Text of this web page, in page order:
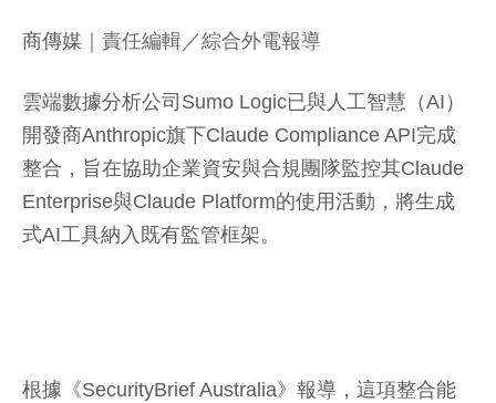
商傳媒 ｜責任編輯／綜合外電報導
雲端數據分析公司Sumo Logic已與人工智慧（AI）
開發商Anthropic旗下Claude Compliance API完成
整合，旨在協助企業資安與合規團隊監控其Claude
Enterprise與Claude Platform的使用活動，將生成
式AI工具納入既有監管框架。
根據《SecurityBrief Australia》報導，這項整合能